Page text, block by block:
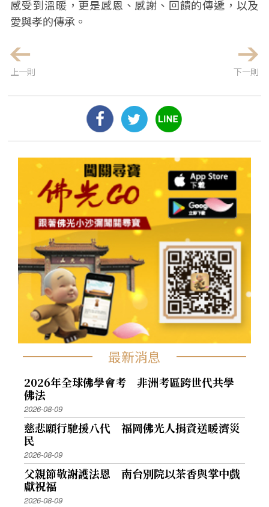
感受到溫暖，更是感恩、感謝、回饋的傳遞，以及
愛與孝的傳承。
上一則 下一則
最新消息
2026年全球佛學會考 非洲考區跨世代共學
佛法
2026-08-09
慈悲願行馳援八代 福岡佛光人捐資送暖濟災
民
2026-08-09
父親節敬謝護法恩 南台別院以茶香與掌中戲
獻祝福
2026-08-09